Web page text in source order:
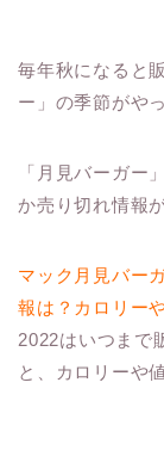
毎年秋になると
ー」の季節がや
「月見バーガー
か売り切れ情報
マック月見バー
報は？カロリー
2022はいつまで
と、カロリーや